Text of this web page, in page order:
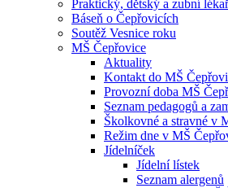
Praktický, dětský a zubní lékař
Báseň o Čepřovicích
Soutěž Vesnice roku
MŠ Čepřovice
Aktuality
Kontakt do MŠ
Provozní doba MŠ
Seznam pedagogů a
Školkovné a stravné v
Režim dne v MŠ
Jídelníček
Jídelní lístek
Seznam alergenů